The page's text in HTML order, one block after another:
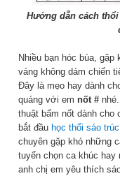
Hướng dẫn cách
Nhiều bạn hóc búa,
váng không dám chiến
Đây là mẹo hay dành
quáng với em nốt #
thuật bấm nốt dành cho
bắt đầu học thổi sáo trúc
chuyên gặp khó những
tuyển chọn ca khúc
anh chị em yêu thích